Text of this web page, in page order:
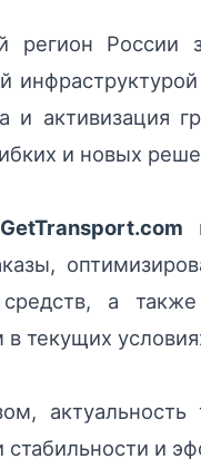
регион России
и активизация
и новых
GetTransport.com
а
текущих
стабильности и